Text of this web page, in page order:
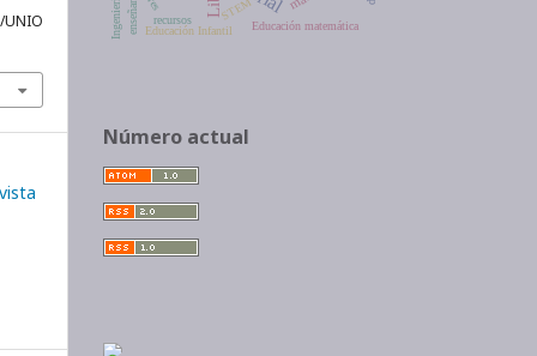
Educación matemática
Educación Infantil
enseñanza STEM
recursos
Ingeniería
Número actual